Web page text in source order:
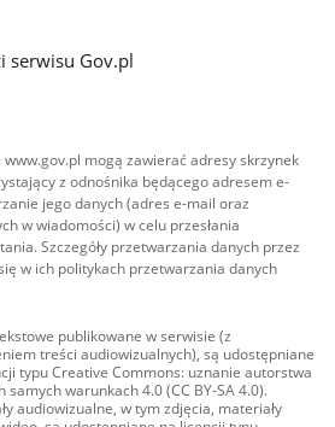
serwisu Gov.pl
mogą zawierać adresy skrzynek
z odnośnika będącego adresem e-
jego danych (adres e-mail oraz
w wiadomości) w celu przesłania
Szczegóły przetwarzania danych przez
w ich politykach przetwarzania danych
publikowane w serwisie (z
treści audiowizualnych), są udostępniane
typu Creative Commons: uznanie autorstwa
samych warunkach 4.0 (CC BY-SA 4.0).
audiowizualne, w tym zdjęcia, materiały